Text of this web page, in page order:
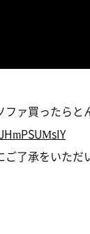
ァ買ったらと
了承をいただ